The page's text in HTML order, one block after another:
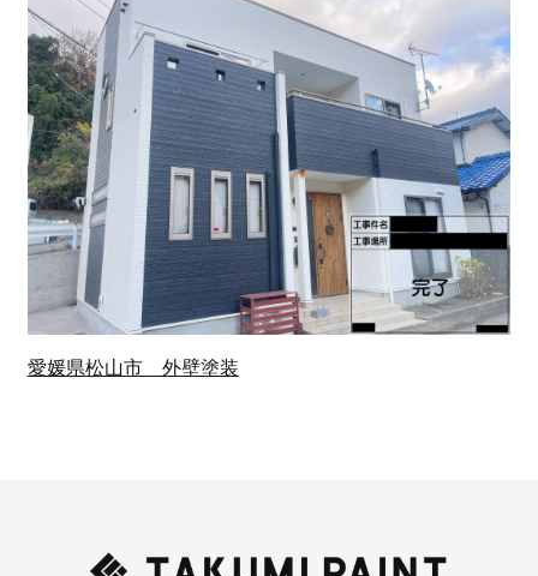
愛媛県松山市 外壁塗装